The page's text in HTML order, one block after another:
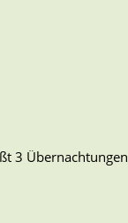
3 Übernachtungen